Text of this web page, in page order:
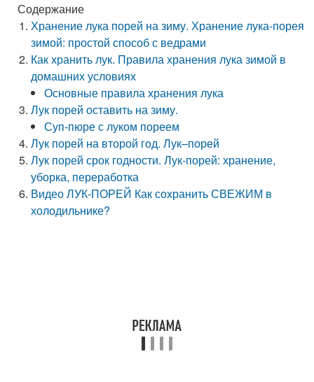
Содержание
Хранение лука порей на зиму. Хранение лука-порея
зимой: простой способ с ведрами
Как хранить лук. Правила хранения лука зимой в
домашних условиях
Основные правила хранения лука
Лук порей оставить на зиму.
Суп-пюре с луком пореем
Лук порей на второй год. Лук–порей
Лук порей срок годности. Лук-порей: хранение,
уборка, переработка
Видео ЛУК-ПОРЕЙ Как сохранить СВЕЖИМ в
холодильнике?